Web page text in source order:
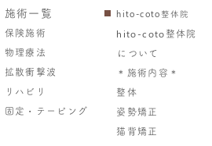
施術一覧
保険施術
物理療法
拡散衝撃波
リハビリ
固定・テーピング
hito-coto整体院
hito-coto整体院
について
＊施術内容＊
整体
姿勢矯正
猫背矯正